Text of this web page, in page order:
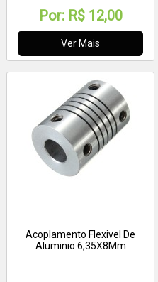
Por: R$ 12,00
Ver Mais
Acoplamento Flexivel De
Aluminio 6,35X8Mm